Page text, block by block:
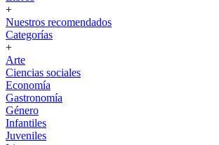
+
Nuestros recomendados
Categorías
+
Arte
Ciencias sociales
Economía
Gastronomía
Género
Infantiles
Juveniles